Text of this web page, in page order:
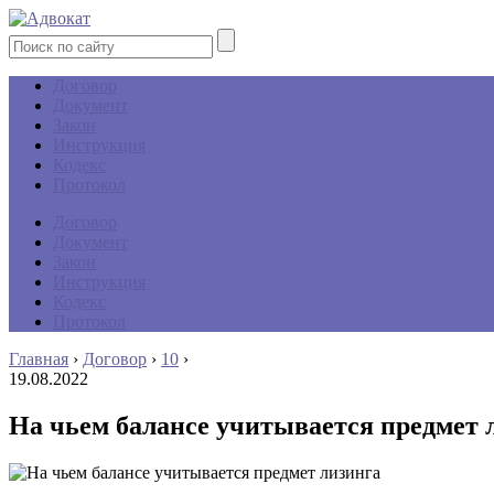
Главная › Договор › 10 ›
19.08.2022
На чьем балансе учитывается предмет